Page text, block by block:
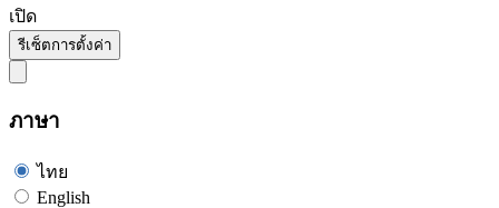
เปิด
รีเซ็ตการตั้งค่า
ภาษา
ไทย
English